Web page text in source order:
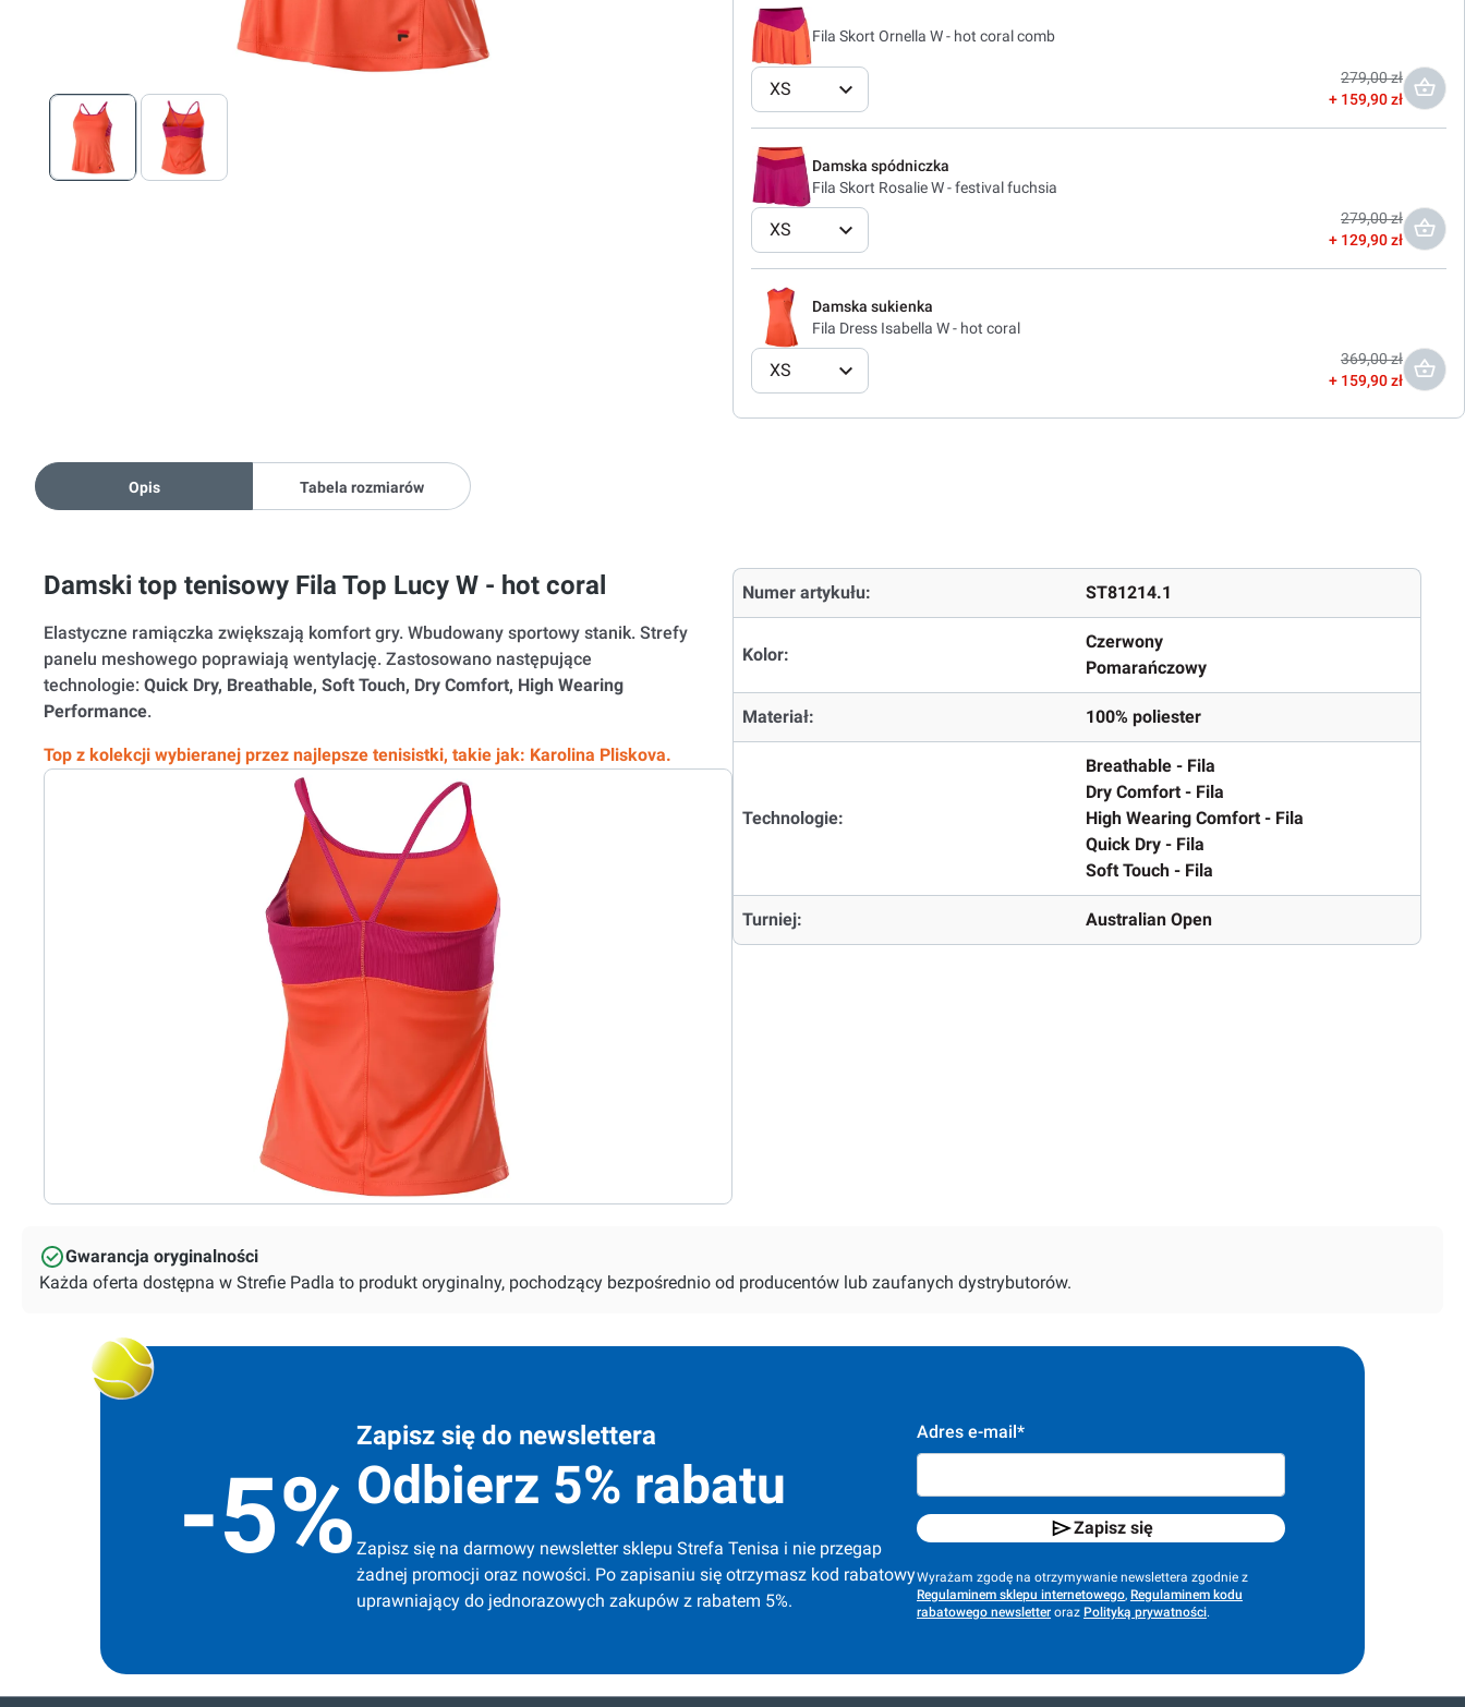
Fila Skort Ornella W - hot coral comb
XS
279,00 zł
159,90 zł
Damska spódniczka
Fila Skort Rosalie W - festival fuchsia
XS
279,00 zł
129,90 zł
Damska sukienka
Fila Dress Isabella W - hot coral
XS
369,00 zł
159,90 zł
Opis Tabela rozmiarów
Damski top tenisowy Fila Top Lucy W - hot coral
Elastyczne ramiączka zwiększają komfort gry. Wbudowany sportowy stanik. Strefy
panelu meshowego poprawiają wentylację. Zastosowano następujące
technologie: Quick Dry, Breathable, Soft Touch, Dry Comfort, High Wearing
Performance.
Top z kolekcji wybieranej przez najlepsze tenisistki, takie jak: Karolina Pliskova.
Numer artykułu: ST81214.1
Kolor:
Czerwony
Pomarańczowy
Materiał: 100% poliester
Technologie:
Breathable - Fila
Dry Comfort - Fila
High Wearing Comfort - Fila
Quick Dry - Fila
Soft Touch - Fila
Turniej: Australian Open
Gwarancja oryginalności
Każda oferta dostępna w Strefie Padla to produkt oryginalny, pochodzący bezpośrednio od producentów lub zaufanych dystrybutorów.
-5%
Zapisz się do newslettera
Odbierz 5% rabatu
Zapisz się na darmowy newsletter sklepu Strefa Tenisa i nie przegap
żadnej promocji oraz nowości. Po zapisaniu się otrzymasz kod rabatowy
uprawniający do jednorazowych zakupów z rabatem 5%.
Adres e-mail*
Zapisz się
Wyrażam zgodę na otrzymywanie newslettera zgodnie z
Regulaminem sklepu internetowego, Regulaminem kodu
rabatowego newsletter oraz Polityką prywatności.